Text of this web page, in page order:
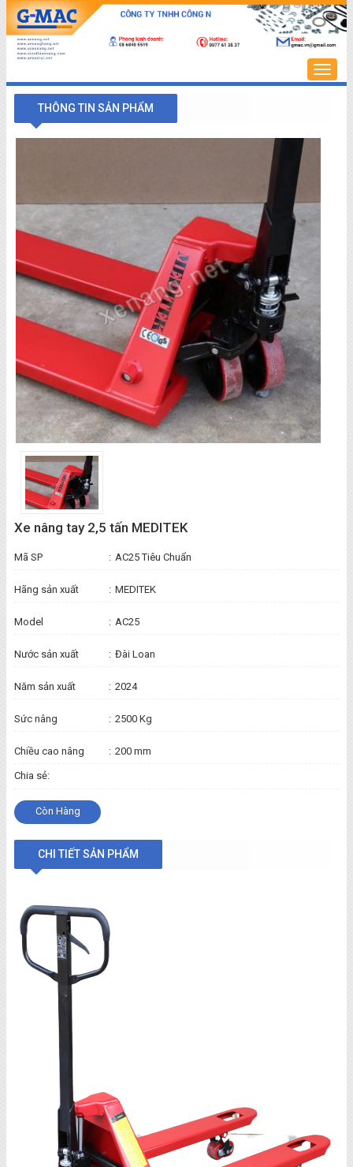
Trang
chủ
THÔNG TIN SẢN PHẨM
Xe nâng tay 2,5 tấn MEDITEK
Mã SP : AC25 Tiêu Chuẩn
Hãng sản xuất : MEDITEK
Model : AC25
Nước sản xuất : Đài Loan
Năm sản xuất : 2024
Sức nâng : 2500 Kg
Chiều cao nâng : 200 mm
Chia sẻ:
Còn Hàng
CHI TIẾT SẢN PHẨM